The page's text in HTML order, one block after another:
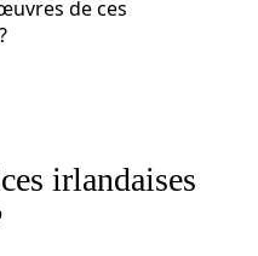
de ces
irlandaises